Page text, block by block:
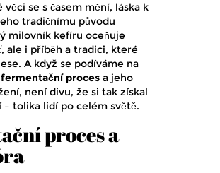
se s časem mění, láska k
tradičnímu původu
milovník kefíru oceňuje
ale i příběh a tradici, které
A když se podíváme na
fermentační proces a jeho
není divu, že si tak získal
– tolika lidí po celém světě.
proces a